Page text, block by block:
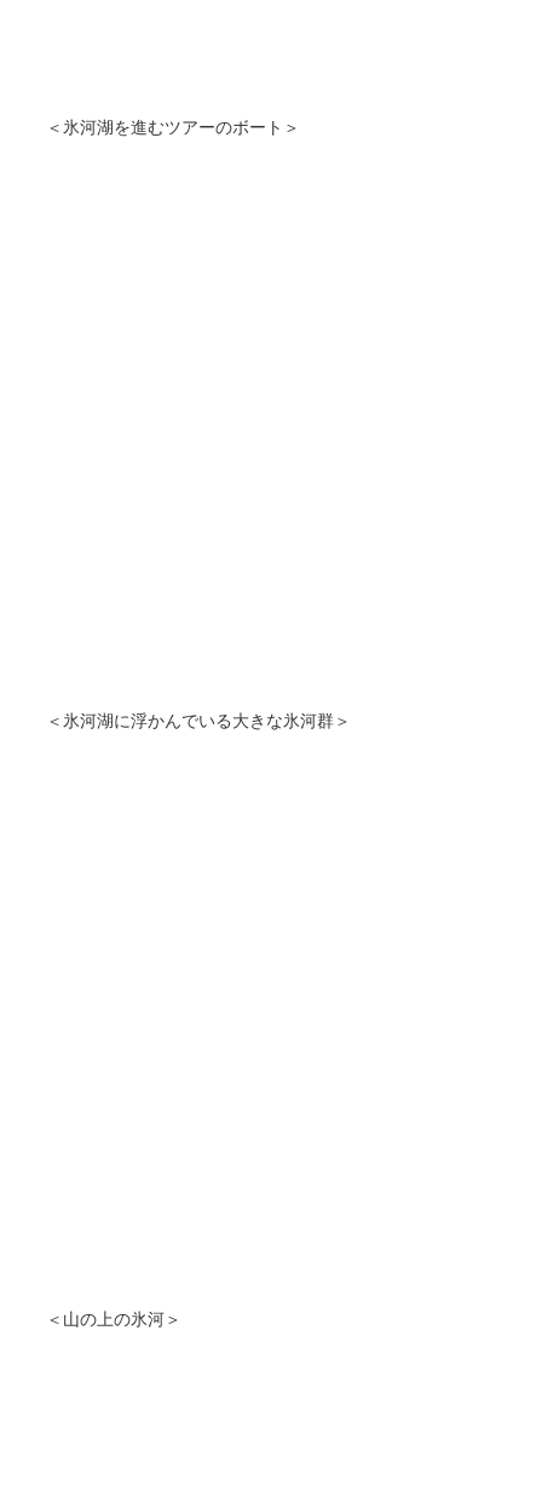
＜氷河湖を進むツアーのボート＞
＜氷河湖に浮かんでいる大きな氷河群＞
＜山の上の氷河＞